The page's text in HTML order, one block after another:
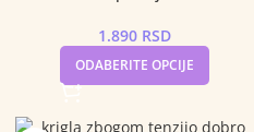
1.890 RSD
ODABERITE OPCIJE